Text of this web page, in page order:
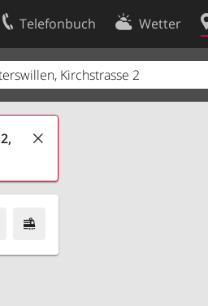
Telefonbuch Wetter
Kontakt
Nutzungsbedingungen